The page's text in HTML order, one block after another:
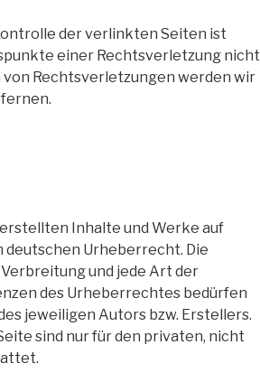
der verlinkten Seiten ist
einer Rechtsverletzung nicht
Rechtsverletzungen werden wir
Inhalte und Werke auf
Urheberrecht. Die
und jede Art der
des Urheberrechtes bedürfen
jeweiligen Autors bzw. Erstellers.
sind nur für den privaten, nicht